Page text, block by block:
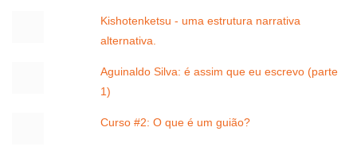
Kishotenketsu - uma estrutura narrativa
alternativa.
Aguinaldo Silva: é assim que eu escrevo (parte
1)
Curso #2: O que é um guião?